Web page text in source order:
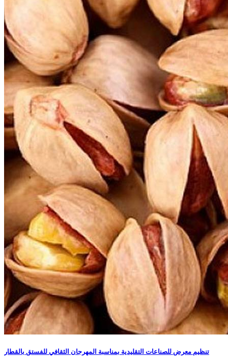
تنظيم معرض للصناعات التقليدية بمناسبة المهرجان الثقافي للفستق بالقطار